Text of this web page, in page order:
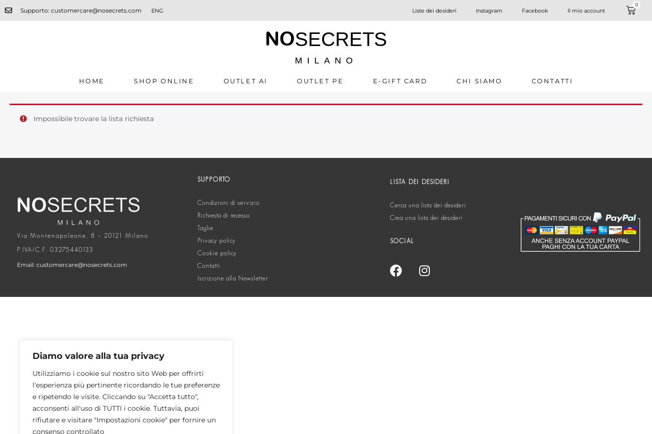
Diamo valore alla tua privacy
Utilizziamo i cookie sul nostro sito Web per offrirti
l'esperienza più pertinente ricordando le tue preferenze
e ripetendo le visite. Cliccando su "Accetta tutto",
acconsenti all'uso di TUTTI i cookie. Tuttavia, puoi
rifiutare e visitare "Impostazioni cookie" per fornire un
consenso controllato
Supporto: customercare@nosecrets.com ENG Liste dei desideri Instagram Facebook Il mio account
0
NOSECRETS
MILANO
HOME SHOP ONLINE OUTLET AI OUTLET PE E-GIFT CARD CHI SIAMO CONTATTI
Impossibile trovare la lista richiesta
Via Montenapoleone, 8 – 20121 Milano
P.IVA/C.F. 03275440133
Email: customercare@nosecrets.com
SUPPORTO
Condizioni di servizio
Richiesta di recesso
Taglie
Privacy policy
Cookie policy
Contatti
Iscrizione alla Newsletter
LISTA DEI DESIDERI
Cerca una lista dei desideri
Crea una lista dei desideri
SOCIAL